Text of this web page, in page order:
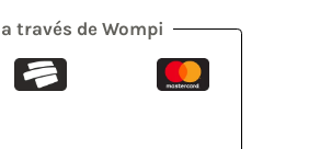
través de Wompi